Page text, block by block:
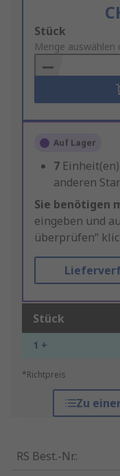
Add
to
Basket
Stück
Menge auswählen
Auf Lager
7
anderen
Sie benötigen
eingeben und
überprüfen“
Stück
1 +
*Richtpreis
Zu
RS Best.-Nr.: